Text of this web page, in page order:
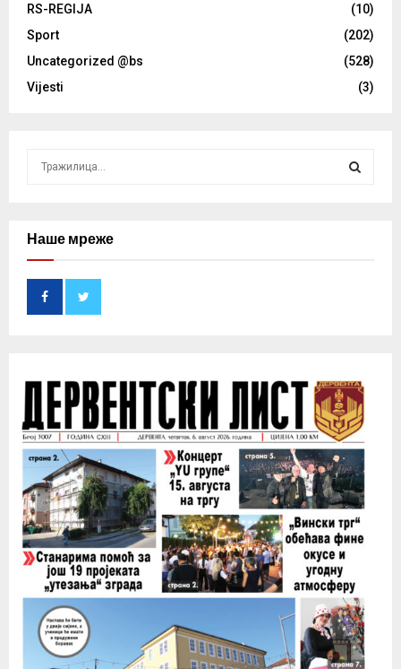
RS-REGIJA
(10)
Sport
(202)
Uncategorized @bs
(528)
Vijesti
(3)
c
H
Наше мреже